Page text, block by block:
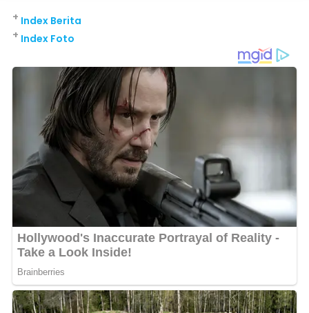
Index Berita
+
Index Foto
+